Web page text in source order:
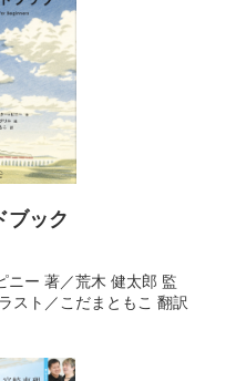
ブック
ニー 著／荒木 健太郎 監
スト／ こだまともこ 翻訳